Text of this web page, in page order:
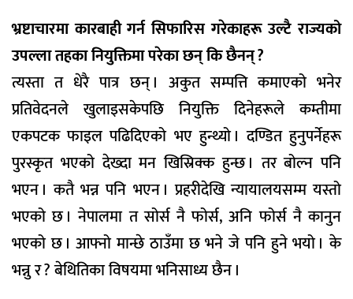
भ्रष्टाचारमा कारबाही गर्न सिफारिस गरेकाहरू उल्टै राज्यको
उपल्ला तहका नियुक्तिमा परेका छन् कि छैनन् ?
त्यस्ता त धेरै पात्र छन् । अकुत सम्पत्ति कमाएको भनेर
प्रतिवेदनले खुलाइसकेपछि नियुक्ति दिनेहरूले कम्तीमा
एकपटक फाइल पढिदिएको भए हुन्थ्यो । दण्डित हुनुपर्नेहरू
पुरस्कृत भएको देख्दा मन खिस्रिक्क हुन्छ । तर बोल्न पनि
भएन । कतै भन्न पनि भएन । प्रहरीदेखि न्यायालयसम्म यस्तो
भएको छ । नेपालमा त सोर्स नै फोर्स, अनि फोर्स नै कानुन
भएको छ । आफ्नो मान्छे ठाउँमा छ भने जे पनि हुने भयो । के
भन्नु र ? बेथितिका विषयमा भनिसाध्य छैन ।